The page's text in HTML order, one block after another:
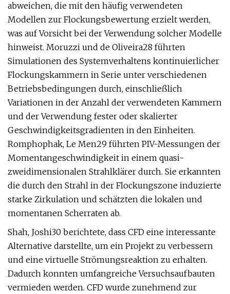
abweichen, die mit den häufig verwendeten
Modellen zur Flockungsbewertung erzielt werden,
was auf Vorsicht bei der Verwendung solcher Modelle
hinweist. Moruzzi und de Oliveira28 führten
Simulationen des Systemverhaltens kontinuierlicher
Flockungskammern in Serie unter verschiedenen
Betriebsbedingungen durch, einschließlich
Variationen in der Anzahl der verwendeten Kammern
und der Verwendung fester oder skalierter
Geschwindigkeitsgradienten in den Einheiten.
Romphophak, Le Men29 führten PIV-Messungen der
Momentangeschwindigkeit in einem quasi-
zweidimensionalen Strahlklärer durch. Sie erkannten
die durch den Strahl in der Flockungszone induzierte
starke Zirkulation und schätzten die lokalen und
momentanen Scherraten ab.
Shah, Joshi30 berichtete, dass CFD eine interessante
Alternative darstellte, um ein Projekt zu verbessern
und eine virtuelle Strömungsreaktion zu erhalten.
Dadurch konnten umfangreiche Versuchsaufbauten
vermieden werden. CFD wurde zunehmend zur